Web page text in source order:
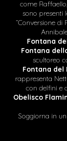
come
sono presenti
“Conversione di
Fontana
Fontana
scultoreo
Fontana del
rappresenta
con delfini e
Obelisco
Soggiorna in un